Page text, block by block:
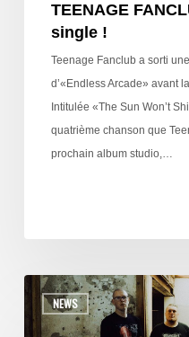
TEENAGE
single !
Teenage Fanclub a sorti
d’«Endless Arcade» avant
Intitulée «The Sun Won’t
quatrième chanson que
prochain album studio,…
NEWS